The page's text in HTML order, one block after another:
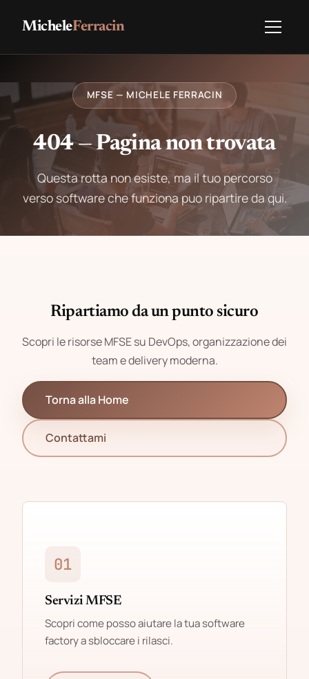
MicheleFerracin
MFSE — MICHELE FERRACIN
404 — Pagina non trovata
Questa rotta non esiste, ma il tuo percorso
verso software che funziona puo ripartire da qui.
Ripartiamo da un punto sicuro
Scopri le risorse MFSE su DevOps, organizzazione dei
team e delivery moderna.
Torna alla Home
Contattami
01
Servizi MFSE
Scopri come posso aiutare la tua software
factory a sbloccare i rilasci.